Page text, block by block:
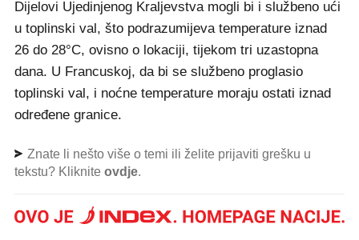
Dijelovi Ujedinjenog Kraljevstva mogli bi i službeno ući
u toplinski val, što podrazumijeva temperature iznad
26 do 28°C, ovisno o lokaciji, tijekom tri uzastopna
dana. U Francuskoj, da bi se službeno proglasio
toplinski val, i noćne temperature moraju ostati iznad
određene granice.
Znate li nešto više o temi ili želite prijaviti grešku u
tekstu? Kliknite ovdje.